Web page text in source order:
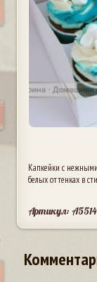
Капкейки с
белых оттенках в
Артикул: